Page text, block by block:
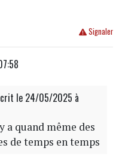
Signaler
le 24/05/2025 à
a quand même des
de temps en temps